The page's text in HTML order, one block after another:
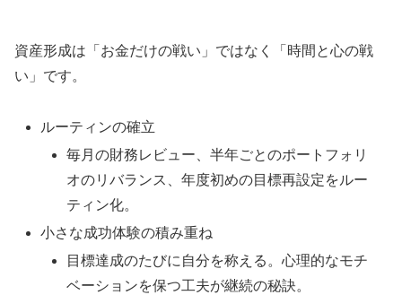
資産形成は「お金だけの戦い」ではなく「時間と心の戦
い」です。
ルーティンの確立
毎月の財務レビュー、半年ごとのポートフォリ
オのリバランス、年度初めの目標再設定をルー
ティン化。
小さな成功体験の積み重ね
目標達成のたびに自分を称える。心理的なモチ
ベーションを保つ工夫が継続の秘訣。